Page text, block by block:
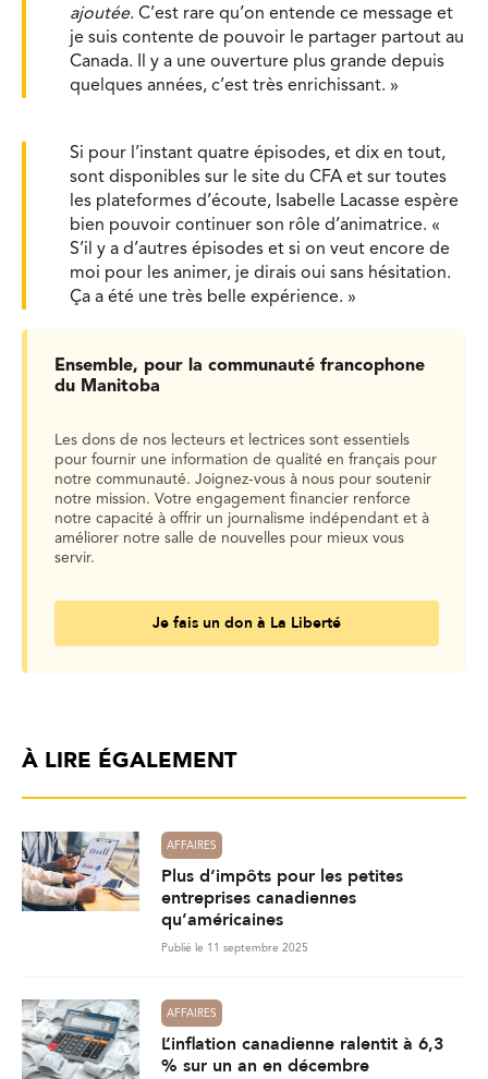
ajoutée. C’est rare qu’on entende ce message et
je suis contente de pouvoir le partager partout au
Canada. Il y a une ouverture plus grande depuis
quelques années, c’est très enrichissant. »
Si pour l’instant quatre épisodes, et dix en tout,
sont disponibles sur le site du CFA et sur toutes
les plateformes d’écoute, Isabelle Lacasse espère
bien pouvoir continuer son rôle d’animatrice. «
S’il y a d’autres épisodes et si on veut encore de
moi pour les animer, je dirais oui sans hésitation.
Ça a été une très belle expérience. »
Ensemble, pour la communauté francophone
du Manitoba
Les dons de nos lecteurs et lectrices sont essentiels
pour fournir une information de qualité en français pour
notre communauté. Joignez-vous à nous pour soutenir
notre mission. Votre engagement financier renforce
notre capacité à offrir un journalisme indépendant et à
améliorer notre salle de nouvelles pour mieux vous
servir.
Je fais un don à La Liberté
À LIRE ÉGALEMENT
AFFAIRES
Plus d’impôts pour les petites
entreprises canadiennes
qu’américaines
Publié le 11 septembre 2025
AFFAIRES
L’inflation canadienne ralentit à 6,3
% sur un an en décembre